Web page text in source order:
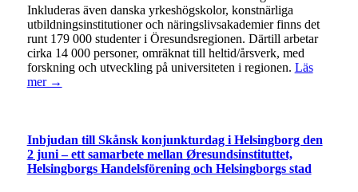
Inkluderas även danska yrkeshögskolor, konstnärliga
utbildningsinstitutioner och näringslivsakademier finns det
runt 179 000 studenter i Öresundsregionen. Därtill arbetar
cirka 14 000 personer, omräknat till heltid/årsverk, med
forskning och utveckling på universiteten i regionen. Läs
mer →
Inbjudan till Skånsk konjunkturdag i Helsingborg den
2 juni – ett samarbete mellan Øresundsinstituttet,
Helsingborgs Handelsförening och Helsingborgs stad